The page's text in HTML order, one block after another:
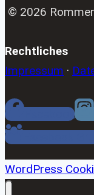
© 2026
Rechtliches
Impressum ·
Facebook
Facebook
WordPress